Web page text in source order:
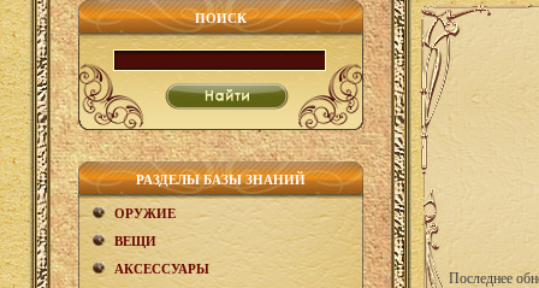
ПОИСК
РАЗДЕЛЫ БАЗЫ ЗНАНИЙ
ОРУЖИЕ
ВЕЩИ
АКCЕСCУАРЫ
Последнее